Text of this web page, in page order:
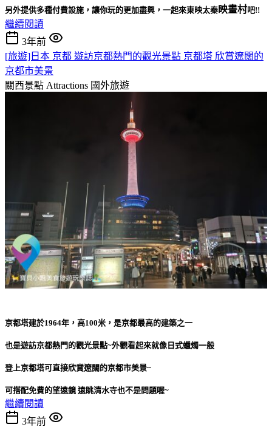
另外提供多種付費設施，讓你玩的更加盡興，一起來東映太秦 映畫村吧!!
繼續閱讀
3年前
[旅遊]日本 京都 遊訪京都熱門的觀光景點 京都塔 欣賞遼闊的
京都市美景
關西景點 Attractions 國外旅遊
京都塔建於1964年，高100米，是京都最高的建築之一
也是遊訪京都熱門的觀光景點~外觀看起來就像日式蠟燭一般
登上京都塔可直接欣賞遼闊的京都市美景~
可搭配免費的望遠鏡 遠眺清水寺也不是問題喔~
繼續閱讀
3年前